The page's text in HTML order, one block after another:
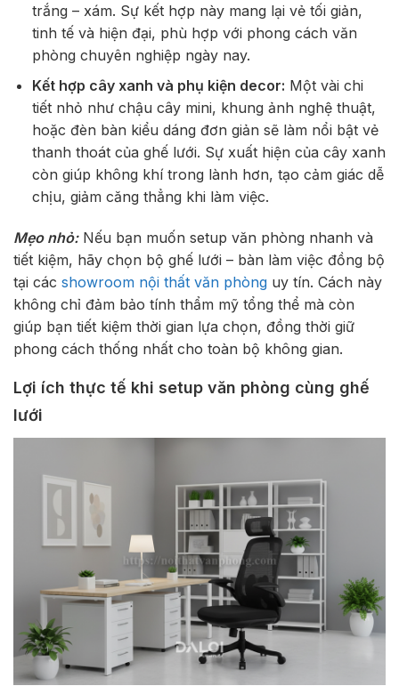
trắng – xám. Sự kết hợp này mang lại vẻ tối giản,
tinh tế và hiện đại, phù hợp với phong cách văn
phòng chuyên nghiệp ngày nay.
Kết hợp cây xanh và phụ kiện decor: Một vài chi
tiết nhỏ như chậu cây mini, khung ảnh nghệ thuật,
hoặc đèn bàn kiểu dáng đơn giản sẽ làm nổi bật vẻ
thanh thoát của ghế lưới. Sự xuất hiện của cây xanh
còn giúp không khí trong lành hơn, tạo cảm giác dễ
chịu, giảm căng thẳng khi làm việc.
Mẹo nhỏ: Nếu bạn muốn setup văn phòng nhanh và
tiết kiệm, hãy chọn bộ ghế lưới – bàn làm việc đồng bộ
tại các showroom nội thất văn phòng uy tín. Cách này
không chỉ đảm bảo tính thẩm mỹ tổng thể mà còn
giúp bạn tiết kiệm thời gian lựa chọn, đồng thời giữ
phong cách thống nhất cho toàn bộ không gian.
Lợi ích thực tế khi setup văn phòng cùng ghế
lưới